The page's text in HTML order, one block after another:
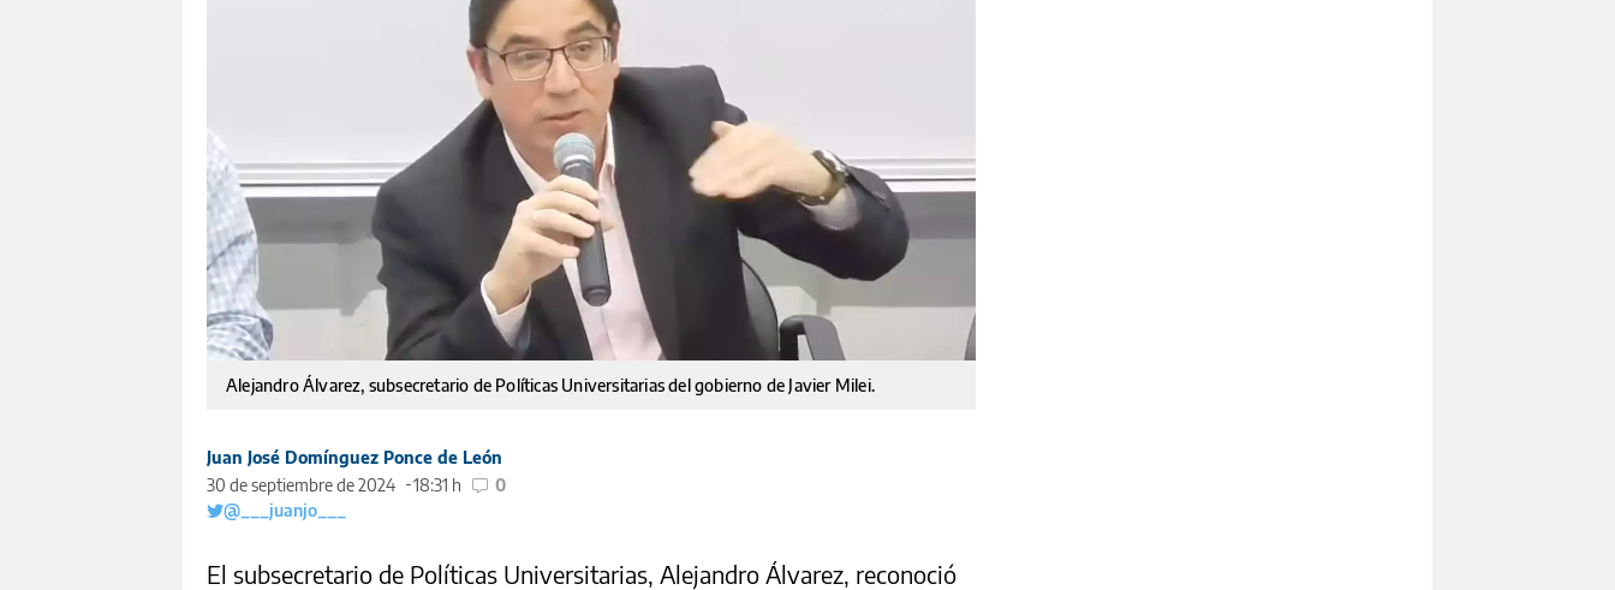
Alejandro Álvarez, subsecretario de Políticas Universitarias del gobierno de Javier Milei.
Juan José Domínguez Ponce de León
30 de septiembre de 2024
18:31 h
0
@___juanjo___
El subsecretario de Políticas Universitarias, Alejandro Álvarez, reconoció